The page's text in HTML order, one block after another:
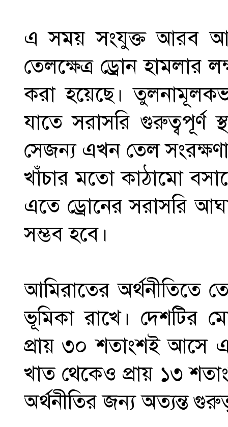
এ সময় সংযুক্ত আরব
তেলক্ষেত্র ড্রোন হামলার
করা হয়েছে।
যাতে সরাসরি গুরুত্বপূর্ণ
সেজন্য এখন তেল
খাঁচার মতো কাঠামো
এতে ড্রোনের সরাসরি
সম্ভব হবে।
আমিরাতের অর্থনীতিতে
ভূমিকা রাখে। দেশটির
প্রায় ৩০ শতাংশই আসে
খাত থেকেও প্রায় ১৩
অর্থনীতির জন্য অত্যন্ত